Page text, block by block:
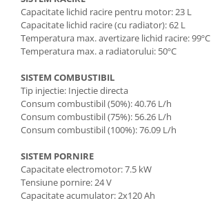
Scarificatoare
Taietoare beton si asfalt
Taietoare materiale
Turnuri de lumina
Betoniere
Roabe motorizate
Ventilatoare industriale
Palane si vinciuri
Transpaleti hidraulici
Tehnica diamantata
Capacitate lichid racire pentru motor: 23 L
Capacitate lichid racire (cu radiator): 62 L
Temperatura max. avertizare lichid racire: 99ºC
Temperatura max. a radiatorului: 50ºC
SISTEM COMBUSTIBIL
Tip injectie: Injectie directa
Consum combustibil (50%): 40.76 L/h
Consum combustibil (75%): 56.26 L/h
Consum combustibil (100%): 76.09 L/h
SISTEM PORNIRE
Capacitate electromotor: 7.5 kW
Tensiune pornire: 24 V
Capacitate acumulator: 2x120 Ah